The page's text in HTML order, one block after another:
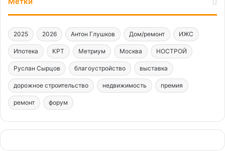
2025 2026 Антон Глушков Дом/ремонт ИЖС
Ипотека КРТ Метриум Москва НОСТРОЙ
Руслан Сырцов благоустройство выставка
дорожное строительство недвижимость премия
ремонт форум